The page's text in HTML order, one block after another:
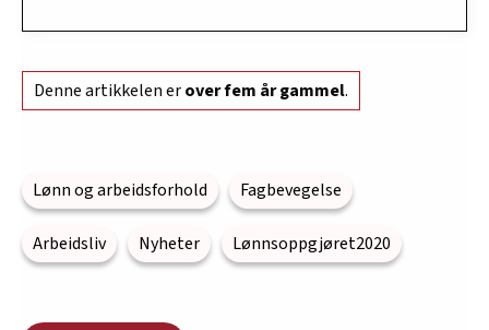
Denne artikkelen erover fem år gammel.
Lønn og arbeidsforhold Fagbevegelse
Arbeidsliv Nyheter Lønnsoppgjøret2020